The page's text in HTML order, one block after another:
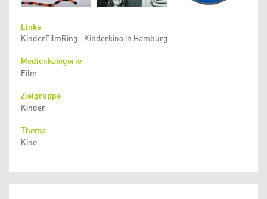
Links
KinderFilmRing - Kinderkino in Hamburg
Medienkategorie
Film
Zielgruppe
Kinder
Thema
Kino